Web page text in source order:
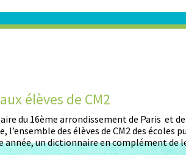
élèves de CM2
du 16ème arrondissement de Paris et
des élèves de CM2 des écoles
année, un dictionnaire en complément de